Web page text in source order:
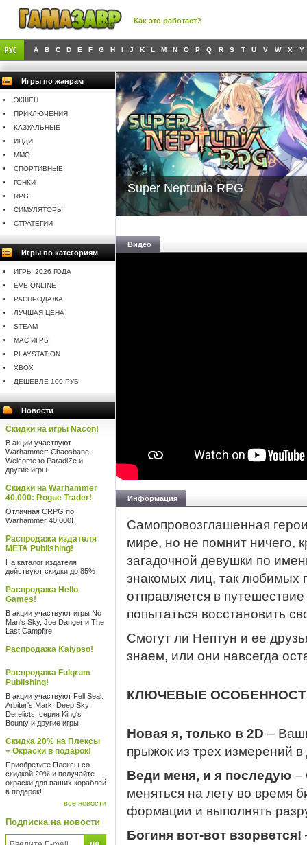
Как это работает?
A B C D E F G H I J K L M N O P Q R S T U V W X Y
Игры по жанрам
ЭКШЕН
ПРИКЛЮЧЕНИЯ
КАЗУАЛЬНЫЕ
ИНДИ
MMO
СПОРТИВНЫЕ
ГОНКИ
RPG
СИМУЛЯТОРЫ
СТРАТЕГИИ
Игры по категориям
ИГРЫ 2026 ГОДА
EVE ONLINE
РАСПРОДАЖА
ЛУЧШАЯ ЦЕНА
STEAM
MAC ИГРЫ
PLAYSTATION
XBOX
ДЕШЕВЛЕ 100 РУБ
Новости
Скидки на игры Nacon!
В акции участвуют
Warhammer: Chaosbane,
Welcome to ParadiZe и
другие игры
Скидки на Warhammer
40,000: Rogue Trader!
Отличная CRPG по
Warhammer 40,000!
Распродажа издателя
META Publishing!
На каталог издателя
действуют скидки до 85%
Распродажа Hello
Games!
В акции участвуют игры No
Man's Sky, Joe Danger и The
Last Campfire
Распродажа Kalypso!
Распродажа Fulqrum
Publishing!
В акции участвуют Fell Seal:
Arbiter's Mark, Deep Sky
Derelicts, серия King's
Bounty и другие игры
Скидка 20% на Плексы
+ Окраски в подарок!
Приобретите Плексы со
скидкой 20% и получайте
окраски для ваших кораблей
в подарок!
все новости
Подписка на новости
Super Neptunia RPG
Видео
Информация
Самопровозглашенная
мире, но не помнит ничего,
загадочной девушки по
знакомых лиц, так любимых
отправляется в
попытаться восстановить
Смогут ли Нептун и ее
знаем, или они навсегда
КЛЮЧЕВЫЕ
Новая я, только в 2D –
прыжок из трех измерений в
Веди меня, и я последую –
меняться на лету во время
формации и выполнять
Богиня вот-вот взорвется!